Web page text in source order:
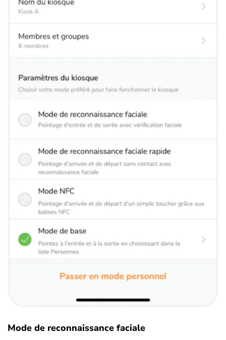
Mode de reconnaissance faciale